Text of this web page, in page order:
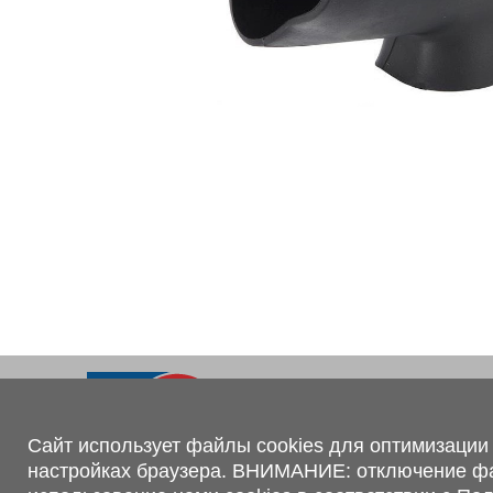
Ходовая часть
Электрооборудование
Контакты
shop@1tc.by
Сайт использует файлы cookies для
настройках браузера. ВНИМАНИЕ: отключение